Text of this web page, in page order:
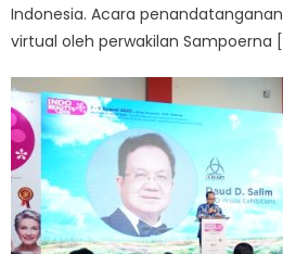
Indonesia. Acara
virtual oleh perwakilan Sampoerna